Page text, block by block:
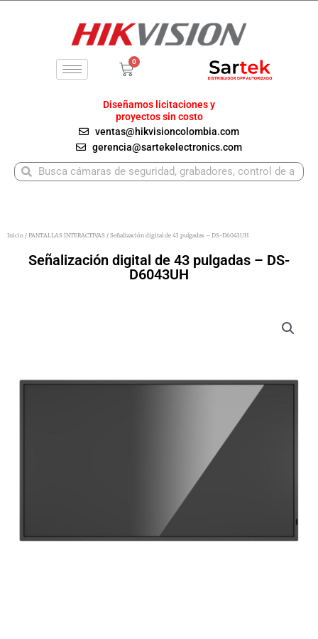
0
Carrito
Diseñamos licitaciones y
proyectos sin costo
ventas@hikvisioncolombia.com
gerencia@sartekelectronics.com
BuscarBuscar
Inicio / PANTALLAS INTERACTIVAS / Señalización digital de 43 pulgadas – DS-D6043UH
Señalización digital de 43 pulgadas – DS-
D6043UH